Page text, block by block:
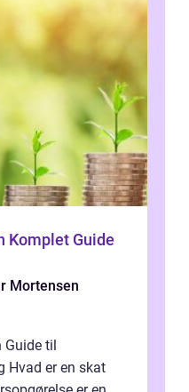
Komplet Guide
Mortensen
Guide til
er en skat